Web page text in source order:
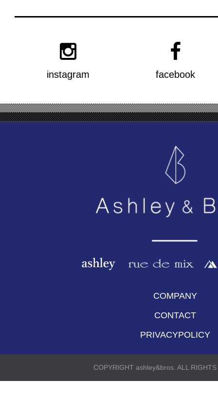
instagram facebook
COMPANY
CONTACT
PRIVACYPOLICY
COPYRIGHT ashley&bros. ALL